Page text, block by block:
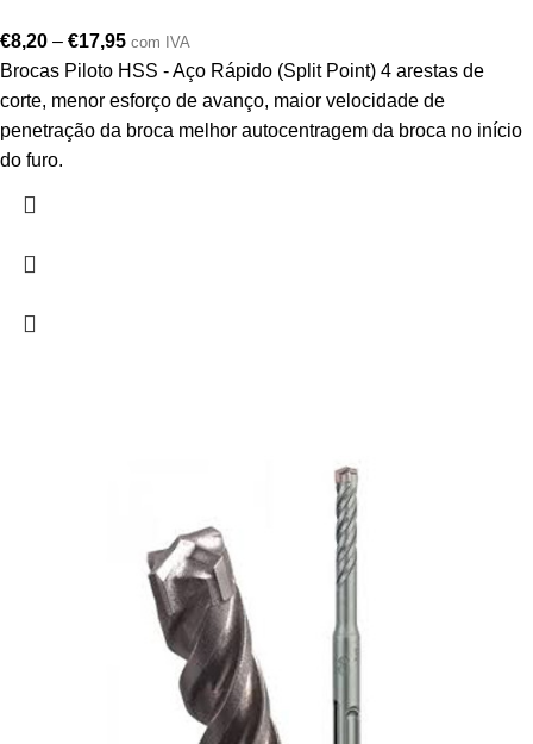
€8,20 – €17,95 com IVA
Brocas Piloto HSS - Aço Rápido (Split Point) 4 arestas de
corte, menor esforço de avanço, maior velocidade de
penetração da broca melhor autocentragem da broca no início
do furo.